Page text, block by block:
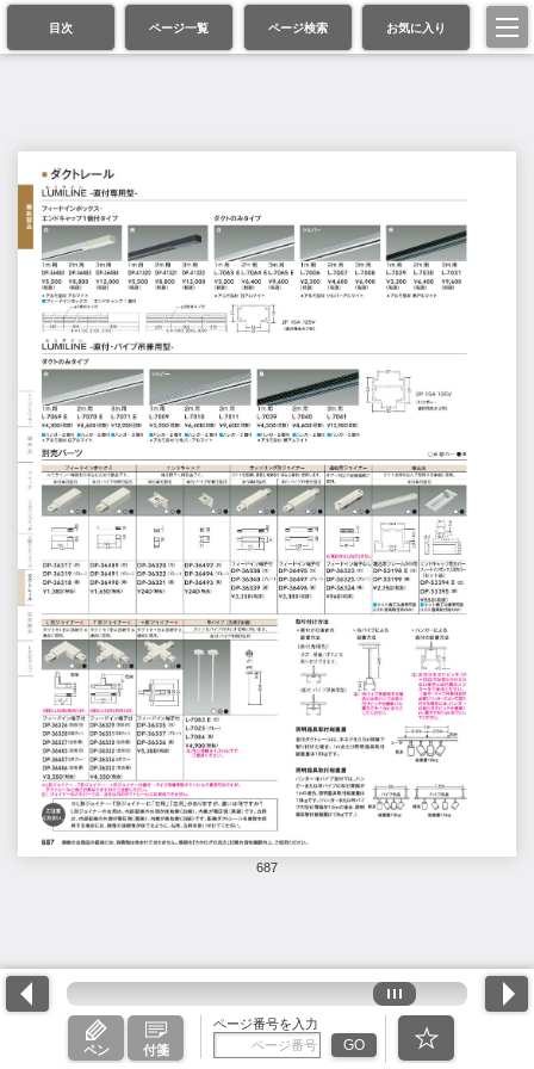
目次 ページ一覧 ページ検索 お気に入り
687
ペン 付箋
ページ番号を入力
GO